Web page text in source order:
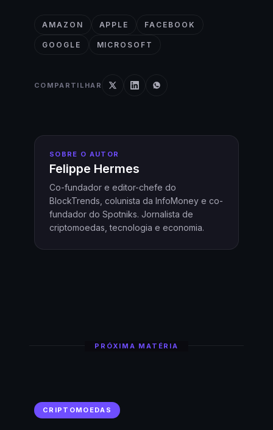
AMAZON APPLE FACEBOOK
GOOGLE MICROSOFT
COMPARTILHAR
SOBRE O AUTOR
Felippe Hermes
Co-fundador e editor-chefe do
BlockTrends, colunista da InfoMoney e co-
fundador do Spotniks. Jornalista de
criptomoedas, tecnologia e economia.
PRÓXIMA MATÉRIA
CRIPTOMOEDAS